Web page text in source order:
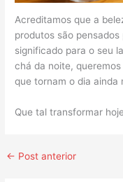
Acreditamos que a
produtos são
significado para o seu
chá da noite,
que tornam o dia ainda
Que tal transformar
← Post anterior